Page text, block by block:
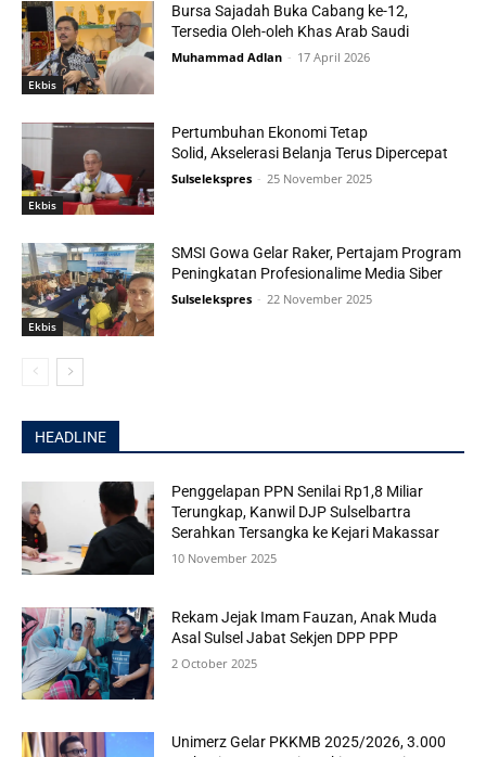
Ekbis
Bursa Sajadah Buka Cabang ke-12,
Tersedia Oleh-oleh Khas Arab Saudi
Muhammad Adlan - 17 April 2026
Ekbis
Pertumbuhan Ekonomi Tetap
Solid, Akselerasi Belanja Terus Dipercepat
Sulselekspres - 25 November 2025
Ekbis
SMSI Gowa Gelar Raker, Pertajam Program
Peningkatan Profesionalime Media Siber
Sulselekspres - 22 November 2025
HEADLINE
Penggelapan PPN Senilai Rp1,8 Miliar
Terungkap, Kanwil DJP Sulselbartra
Serahkan Tersangka ke Kejari Makassar
10 November 2025
Rekam Jejak Imam Fauzan, Anak Muda
Asal Sulsel Jabat Sekjen DPP PPP
2 October 2025
Unimerz Gelar PKKMB 2025/2026, 3.000